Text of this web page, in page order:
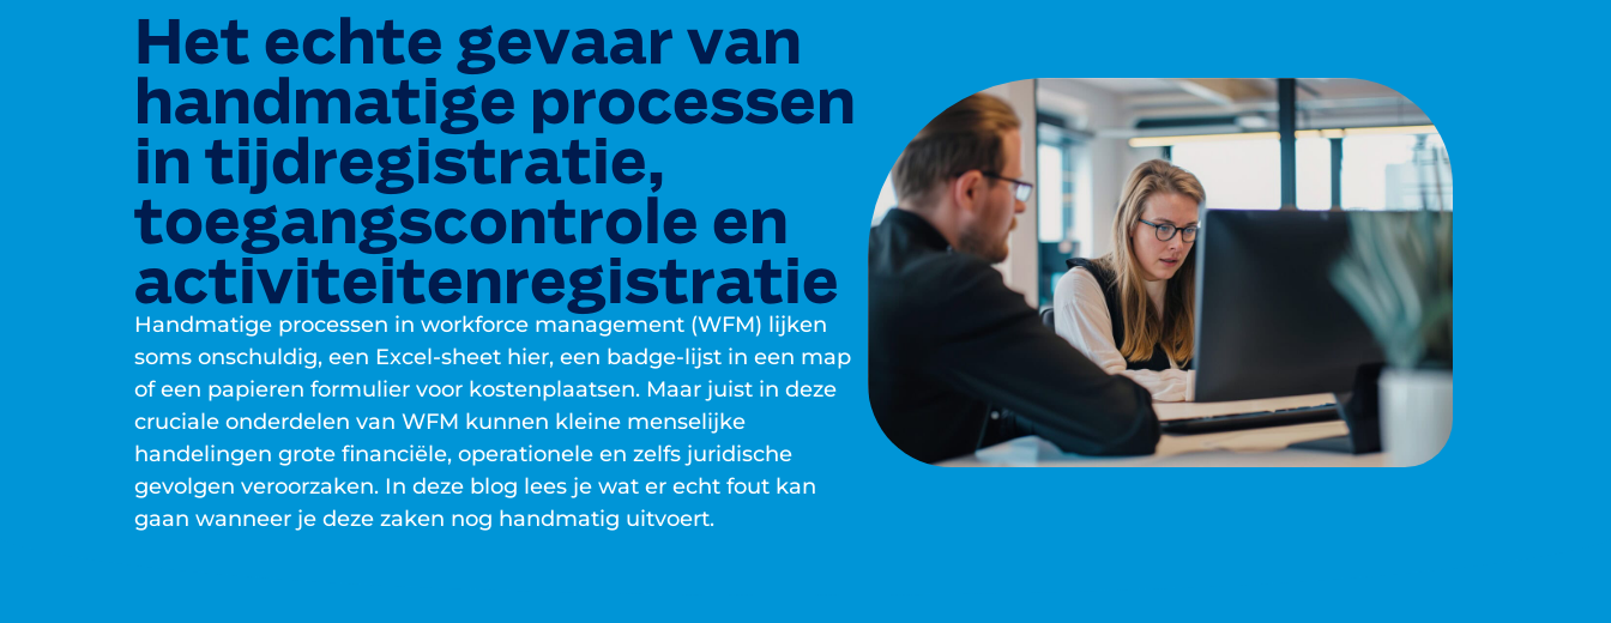
Het echte gevaar van
handmatige processen
in tijdregistratie,
toegangscontrole en
activiteitenregistratie
Handmatige processen in workforce management (WFM) lijken
soms onschuldig, een Excel-sheet hier, een badge-lijst in een map
of een papieren formulier voor kostenplaatsen. Maar juist in deze
cruciale onderdelen van WFM kunnen kleine menselijke
handelingen grote financiële, operationele en zelfs juridische
gevolgen veroorzaken. In deze blog lees je wat er echt fout kan
gaan wanneer je deze zaken nog handmatig uitvoert.